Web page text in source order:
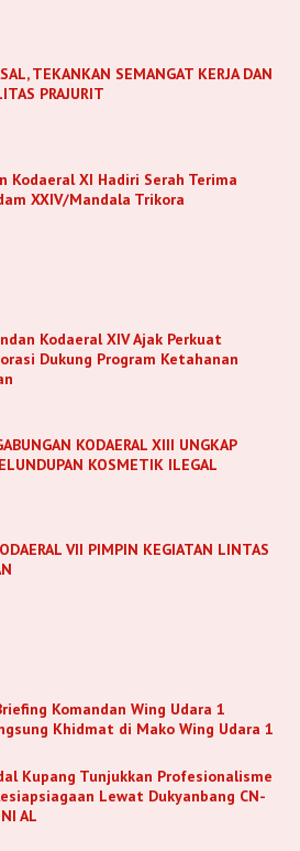
TEKANKAN SEMANGAT KERJA DAN
PRAJURIT
Kodaeral XI Hadiri Serah Terima
XXIV/Mandala Trikora
Kodaeral XIV Ajak Perkuat
Dukung Program Ketahanan
KODAERAL XIII UNGKAP
KOSMETIK ILEGAL
VII PIMPIN KEGIATAN LINTAS
Komandan Wing Udara 1
Khidmat di Mako Wing Udara 1
Kupang Tunjukkan Profesionalisme
Lewat Dukyanbang CN-
AL